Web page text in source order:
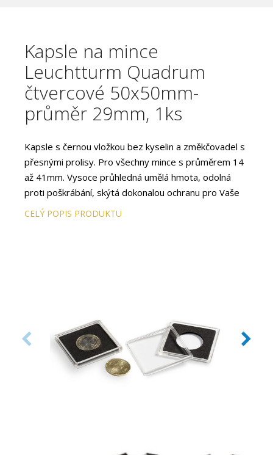
Kapsle na mince
Leuchtturm Quadrum
čtvercové 50x50mm-
průměr 29mm, 1ks
Kapsle s černou vložkou bez kyselin a změkčovadel s
přesnými prolisy. Pro všechny mince s průměrem 14
až 41mm. Vysoce průhledná umělá hmota, odolná
proti poškrábání, skýtá dokonalou ochranu pro Vaše
mince. S uzávěrem, který pevně drží a zároveň
CELÝ POPIS PRODUKTU